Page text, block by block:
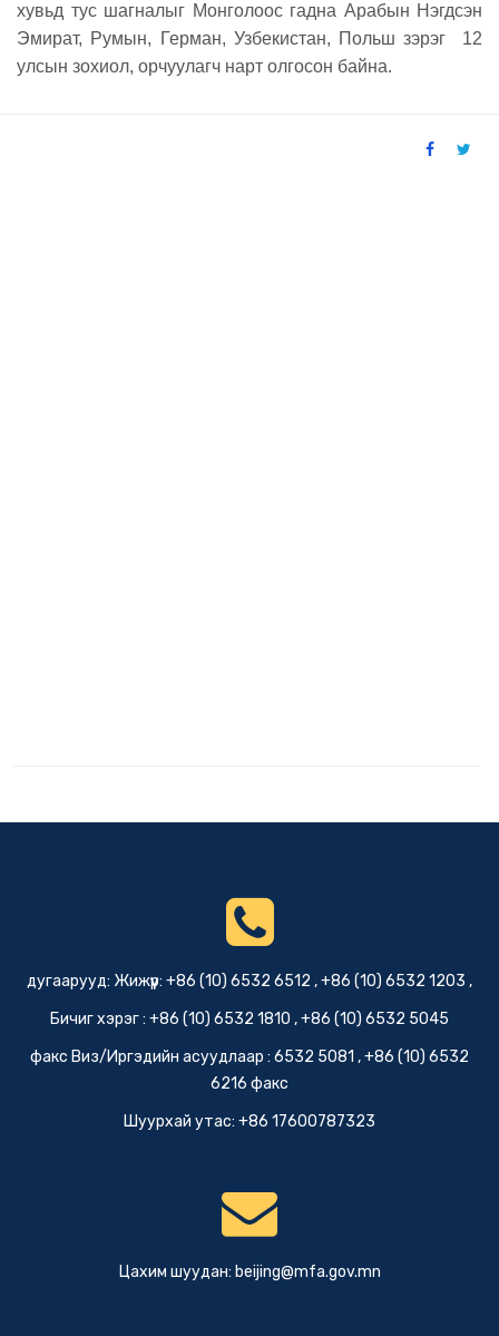
хувьд тус шагналыг Монголоос гадна Арабын Нэгдсэн
Эмират, Румын, Герман, Узбекистан, Польш зэрэг 12
улсын зохиол, орчуулагч нарт олгосон байна.
дугаарууд: Жижүүр: +86 (10) 6532 6512 , +86 (10) 6532 1203 ,
Бичиг хэрэг : +86 (10) 6532 1810 , +86 (10) 6532 5045
факс Виз/Иргэдийн асуудлаар : 6532 5081 , +86 (10) 6532
6216 факс
Шуурхай утас: +86 17600787323
Цахим шуудан: beijing@mfa.gov.mn